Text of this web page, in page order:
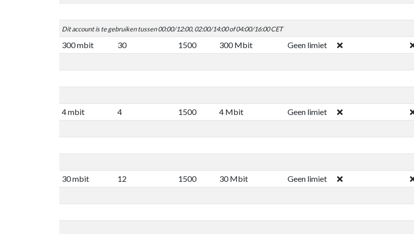
Dit account is te gebruiken tussen 00:00/12:00, 02:00/14:00 of 04:00/16:00 CET
300 mbit 30 1500 300 Mbit Geen limiet
4 mbit
4 1500 4 Mbit Geen limiet
30 mbit
12 1500 30 Mbit Geen limiet